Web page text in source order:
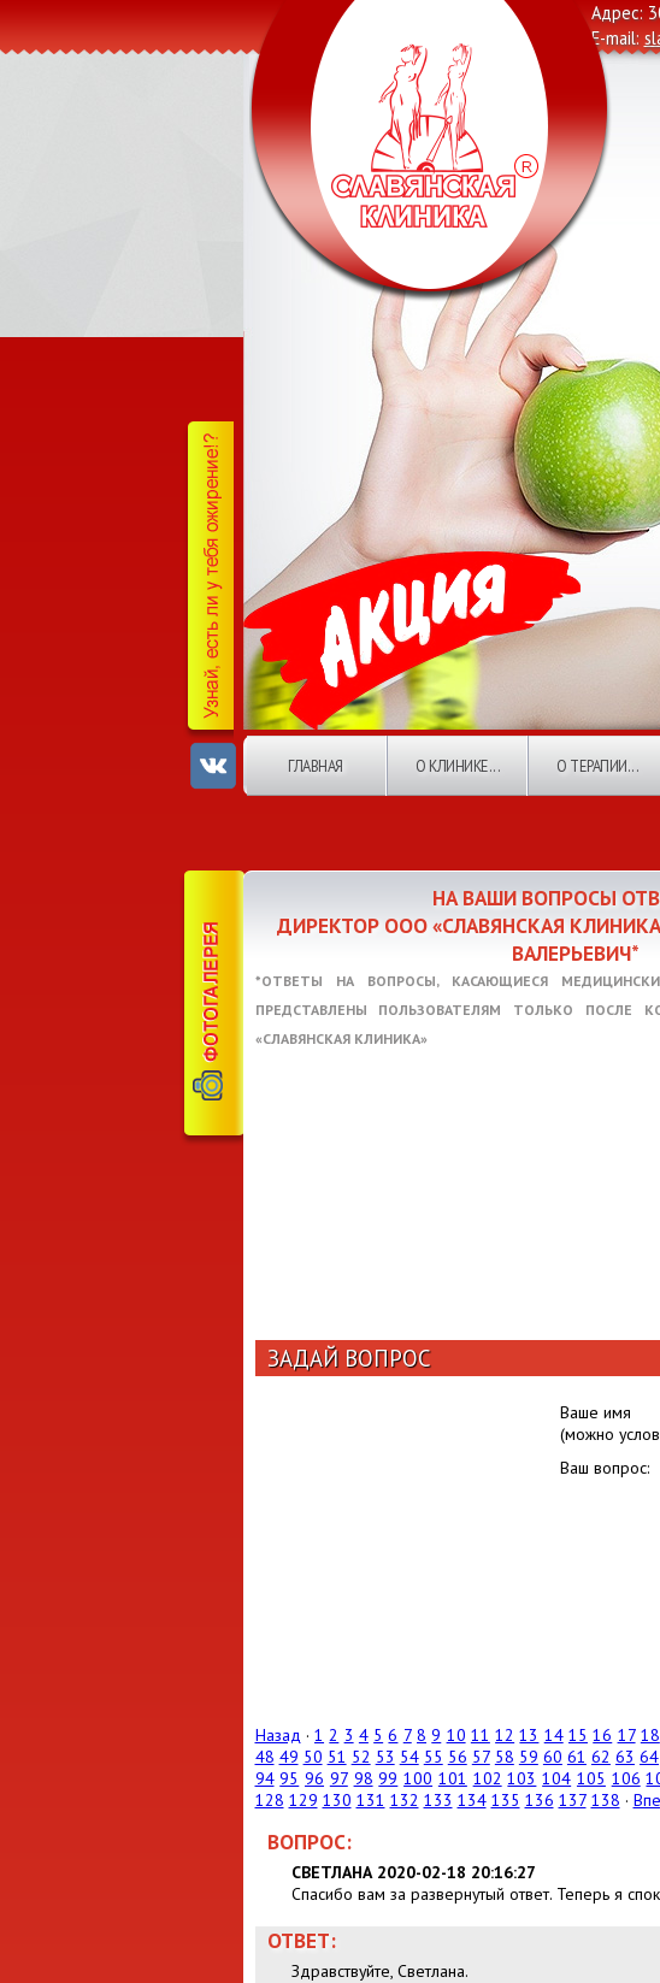
Адрес:
E-mail:
ГЛАВНАЯ О КЛИНИКЕ... О ТЕРАПИИ...
НА ВАШИ ВОПРОСЫ
ДИРЕКТОР ООО «СЛАВЯНСКАЯ
ВАЛЕРЬЕВИЧ*
*ОТВЕТЫ НА ВОПРОСЫ, КАСАЮЩИЕСЯ
ПРЕДСТАВЛЕНЫ ПОЛЬЗОВАТЕЛЯМ ТОЛЬКО ПОСЛЕ
«СЛАВЯНСКАЯ КЛИНИКА»
ЗАДАЙ ВОПРОС
Ваше имя
(можно
Ваш вопрос:
Назад ·1 2 3 4 5 6 7 8 9 10 11 12 13 14 15 16 17 18
48 49 50 51 52 53 54 55 56 57 58 59 60 61 62 63 64
94 95 96 97 98 99 100 101 102 103 104 105 106
128 129 130 131 132 133 134 135 136 137 138 ·
ВОПРОС:
СВЕТЛАНА 2020-02-18 20:16:27
Спасибо вам за развернутый ответ. Теперь я
ОТВЕТ:
Здравствуйте, Светлана.